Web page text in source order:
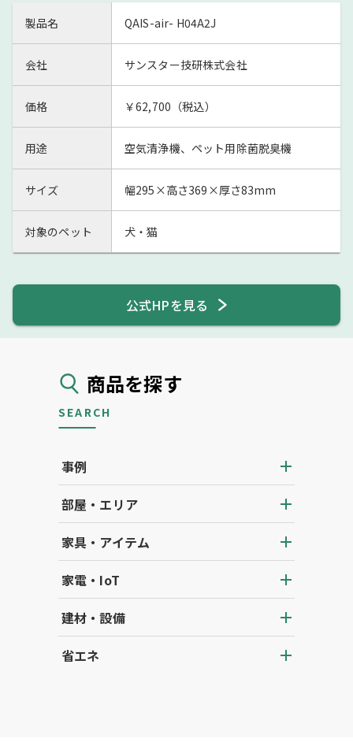
商品を探す
SEARCH
事例
部屋・エリア
家具・アイテム
家電・IoT
建材・設備
省エネ
製品名 QAIS-air- H04A2J
会社 サンスター技研株式会社
価格 ￥62,700（税込）
用途 空気清浄機、ペット用除菌脱臭機
サイズ 幅295×高さ369×厚さ83mm
対象のペット 犬・猫
公式HPを見る